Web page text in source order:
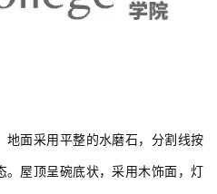
地面采用平整的水磨石，分割线按
。屋顶呈碗底状，采用木饰面，灯